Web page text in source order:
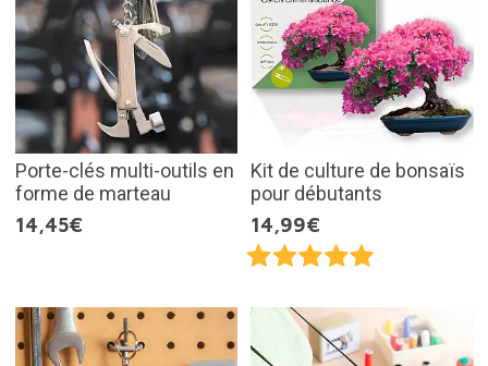
Porte-clés multi-outils en
forme de marteau
14,45€
Kit de culture de bonsaïs
pour débutants
14,99€